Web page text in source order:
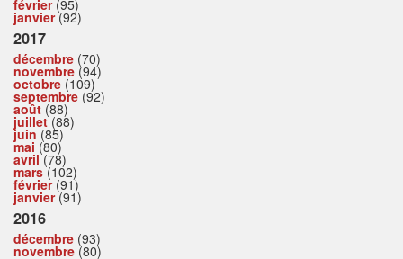
février(95)
janvier(92)
2017
décembre (70)
novembre (94)
octobre (109)
septembre (92)
août (88)
juillet(88)
juin (85)
mai (80)
avril(78)
mars(102)
février(91)
janvier(91)
2016
décembre (93)
novembre (80)